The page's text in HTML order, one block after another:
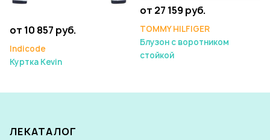
от 10 857 руб.
Indicode
Куртка Kevin
от 27 159 руб.
TOMMY HILFIGER
Блузон с воротником
стойкой
ЛЕКАТАЛОГ